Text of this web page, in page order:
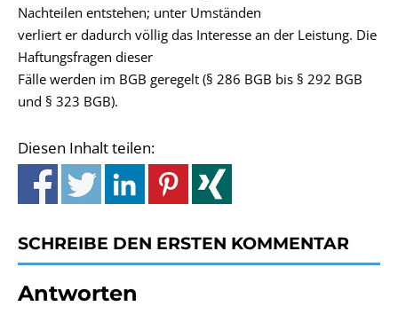
Nachteilen entstehen; unter Umständen
verliert er dadurch völlig das Interesse an der Leistung. Die
Haftungsfragen dieser
Fälle werden im BGB geregelt (§ 286 BGB bis § 292 BGB
und § 323 BGB).
Diesen Inhalt teilen:
SCHREIBE DEN ERSTEN KOMMENTAR
Antworten